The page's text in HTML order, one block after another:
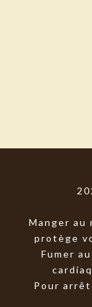
Manger
protège
Fumer
Pour